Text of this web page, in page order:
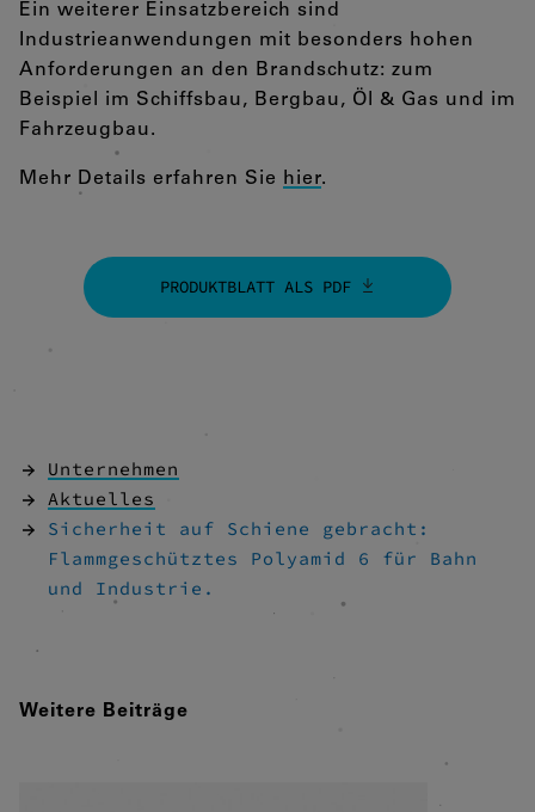
Ein weiterer Einsatzbereich sind
Industrieanwendungen mit besonders hohen
Anforderungen an den Brandschutz: zum
Beispiel im Schiffsbau, Bergbau, Öl & Gas und im
Fahrzeugbau.
Mehr Details erfahren Sie hier.
PRODUKTBLATT ALS PDF
Unternehmen
Aktuelles
Sicherheit auf Schiene gebracht:
Flammgeschütztes Polyamid 6 für Bahn
und Industrie.
Weitere Beiträge